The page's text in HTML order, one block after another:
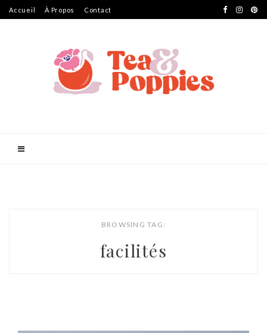
Accueil À Propos Contact
BROWSING TAG:
facilités